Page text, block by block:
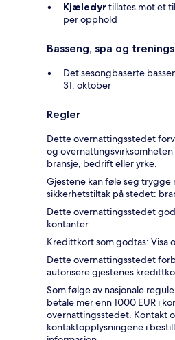
Kjæledyrtillates mot et
per opphold
Basseng, spa og
Det sesongbaserte
31. oktober
Regler
Dette overnattingsstedet
og
bransje, bedrift eller yrke.
Gjestene kan føle seg
sikkerhetstiltak på stedet:
Dette overnattingsstedet
kontanter.
Kredittkort som godtas: Visa
Dette overnattingsstedet
autorisere gjestenes
Som følge av nasjonale
betale mer enn 1000 EUR i
overnattingsstedet. Kontakt
kontaktopplysningene i